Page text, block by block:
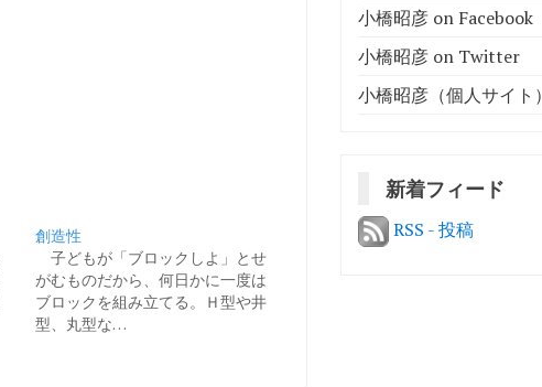
創造性
子どもが「ブロックしよ」とせ
がむものだから、何日かに一度は
ブロックを組み立てる。Ｈ型や井
型、丸型な…
小橋昭彦 on Facebook
小橋昭彦 on Twitter
小橋昭彦（個人サイト）
新着フィード
RSS - 投稿